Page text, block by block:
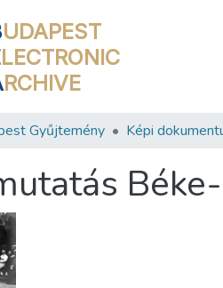
UDAPEST
LECTRONIC
RCHIVE
Gyűjtemény Képi